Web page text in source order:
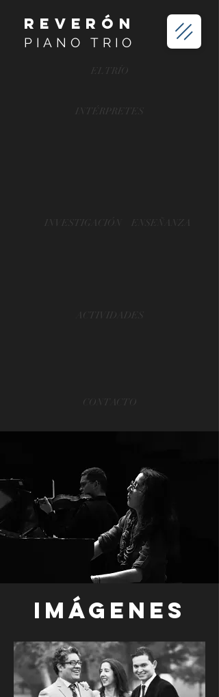
REVERÓN
PIANO TRIO
EL TRÍO
INTÉRPRETES
INVESTIGACIÓN ENSEÑANZA
ACTIVIDADES
CONTACTO
IMÁGENES